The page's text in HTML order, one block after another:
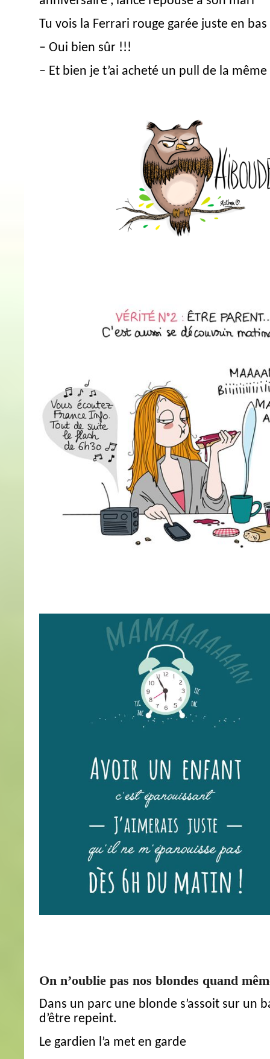
Tu vois la Ferrari rouge garée juste en
– Oui bien sûr !!!
– Et bien je t’ai acheté un pull de la
On n’oublie pas nos blondes quand
Dans un parc une blonde s’assoit sur un
d’être repeint.
Le gardien l’a met en garde